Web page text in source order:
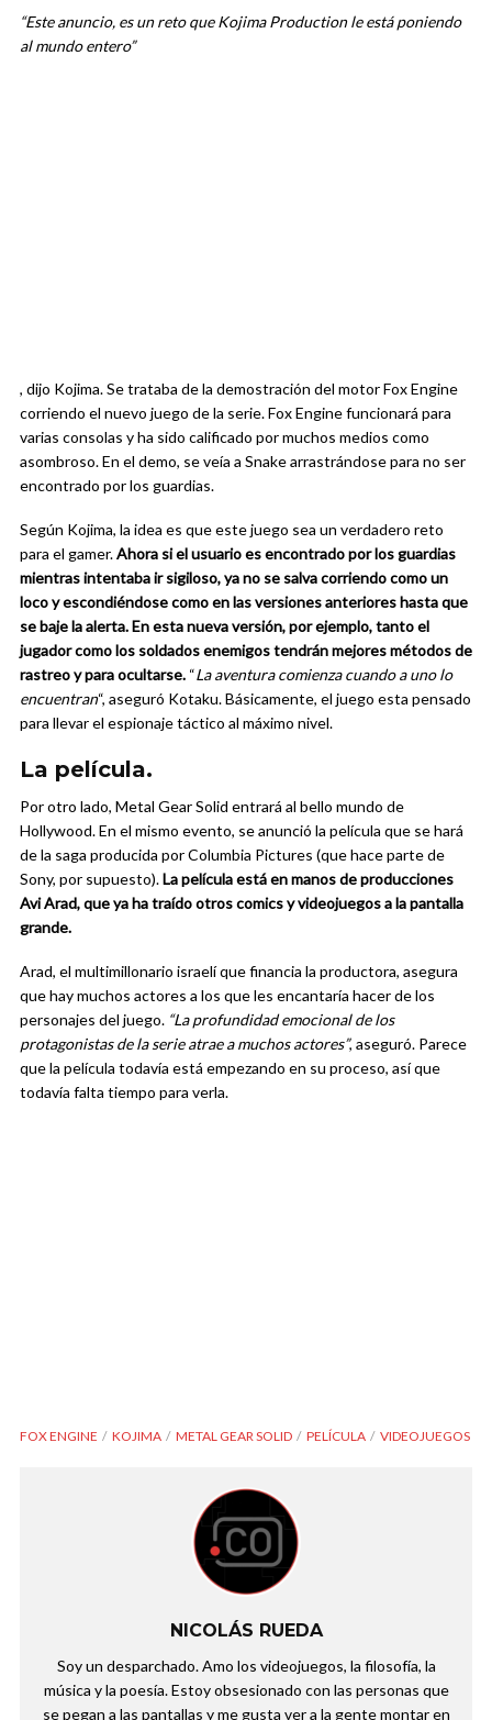
“Este anuncio, es un reto que Kojima Production le está poniendo
al mundo entero”
, dijo Kojima. Se trataba de la demostración del motor Fox Engine
corriendo el nuevo juego de la serie. Fox Engine funcionará para
varias consolas y ha sido calificado por muchos medios como
asombroso. En el demo, se veía a Snake arrastrándose para no ser
encontrado por los guardias.
Según Kojima, la idea es que este juego sea un verdadero reto
para el gamer.Ahora si el usuario es encontrado por los guardias
mientras intentaba ir sigiloso, ya no se salva corriendo como un
loco y escondiéndose como en las versiones anteriores hasta que
se baje la alerta. En esta nueva versión, por ejemplo, tanto el
jugador como los soldados enemigos tendrán mejores métodos de
rastreo y para ocultarse. “La aventura comienza cuando a uno lo
encuentran“, aseguró Kotaku. Básicamente, el juego esta pensado
para llevar el espionaje táctico al máximo nivel.
La película.
Por otro lado, Metal Gear Solid entrará al bello mundo de
Hollywood. En el mismo evento, se anunció la película que se hará
de la saga producida por Columbia Pictures (que hace parte de
Sony, por supuesto).La película está en manos de producciones
Avi Arad, que ya ha traído otros comics y videojuegos a la pantalla
grande.
Arad, el multimillonario israelí que financia la productora, asegura
que hay muchos actores a los que les encantaría hacer de los
personajes del juego. “La profundidad emocional de los
protagonistas de la serie atrae a muchos actores”, aseguró. Parece
que la película todavía está empezando en su proceso, así que
todavía falta tiempo para verla.
FOX ENGINE KOJIMA METAL GEAR SOLID PELÍCULA VIDEOJUEGOS
NICOLÁS RUEDA
Soy un desparchado. Amo los videojuegos, la filosofía, la
música y la poesía. Estoy obsesionado con las personas que
se pegan a las pantallas y me gusta ver a la gente montar en